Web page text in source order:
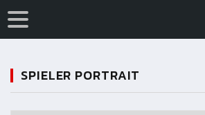
SPIELER PORTRAIT